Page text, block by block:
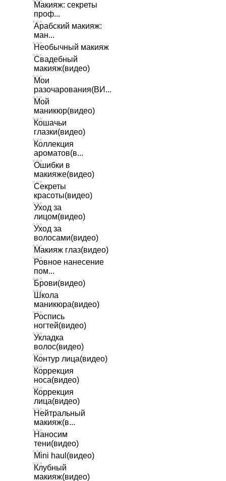
Макияж: секреты
проф...
Арабский макияж:
ман...
Необычный макияж
Свадебный
макияж(видео)
Мои
разочарования(ВИ...
Мой
маникюр(видео)
Кошачьи
глазки(видео)
Коллекция
ароматов(в...
Ошибки в
макияже(видео)
Секреты
красоты(видео)
Уход за
лицом(видео)
Уход за
волосами(видео)
Макияж глаз(видео)
Ровное нанесение
пом...
Брови(видео)
Школа
маникюра(видео)
Роспись
ногтей(видео)
Укладка
волос(видео)
Контур лица(видео)
Коррекция
носа(видео)
Коррекция
лица(видео)
Нейтральный
макияж(в...
Наносим
тени(видео)
Mini haul(видео)
Клубный
макияж(видео)